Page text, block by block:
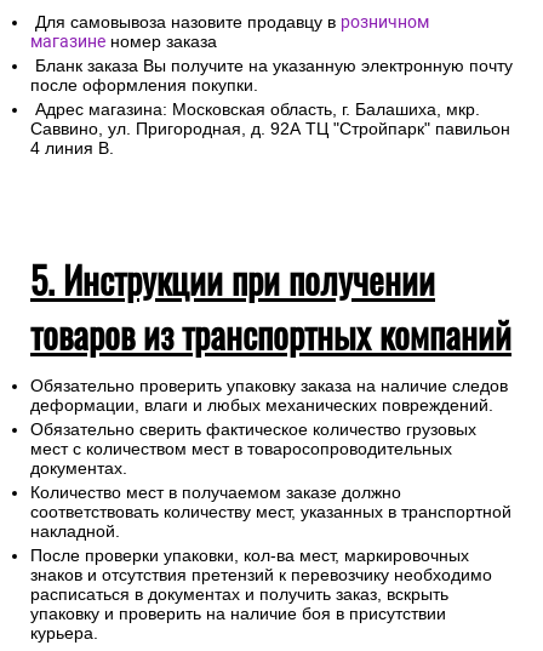
Для самовывоза назовите продавцу в розничном
магазине номер заказа
Бланк заказа Вы получите на указанную электронную почту
после оформления покупки.
Адрес магазина: Московская область, г. Балашиха, мкр.
Саввино, ул. Пригородная, д. 92А ТЦ "Стройпарк" павильон
4 линия В.
5. Инструкции при получении
товаров из транспортных компаний
Обязательно проверить упаковку заказа на наличие следов
деформации, влаги и любых механических повреждений.
Обязательно сверить фактическое количество грузовых
мест с количеством мест в товаросопроводительных
документах.
Количество мест в получаемом заказе должно
соответствовать количеству мест, указанных в транспортной
накладной.
После проверки упаковки, кол-ва мест, маркировочных
знаков и отсутствия претензий к перевозчику необходимо
расписаться в документах и получить заказ, вскрыть
упаковку и проверить на наличие боя в присутствии
курьера.